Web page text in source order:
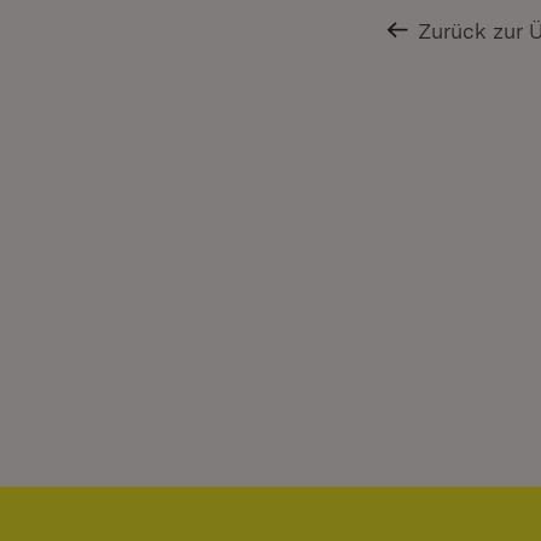
Zurück zur